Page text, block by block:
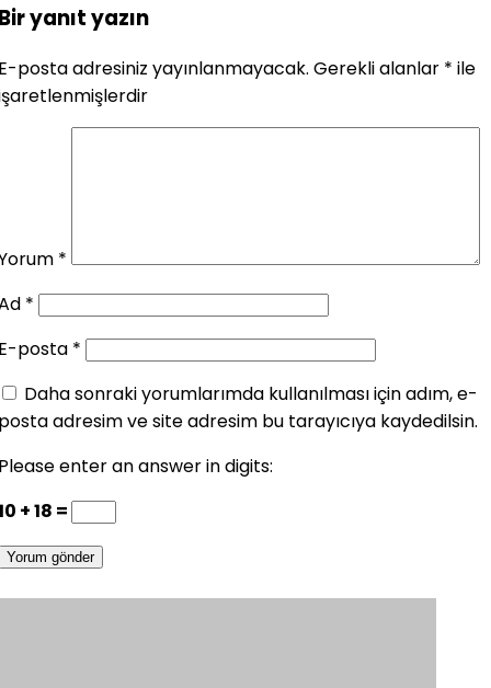
yanıt yazın
posta adresiniz yayınlanmayacak. Gerekli alanlar * ile
*
*
posta *
Daha sonraki yorumlarımda kullanılması için adım, e-
adresim ve site adresim bu tarayıcıya kaydedilsin.
enter an answer in digits:
+ 18 =